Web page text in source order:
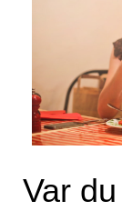
Var